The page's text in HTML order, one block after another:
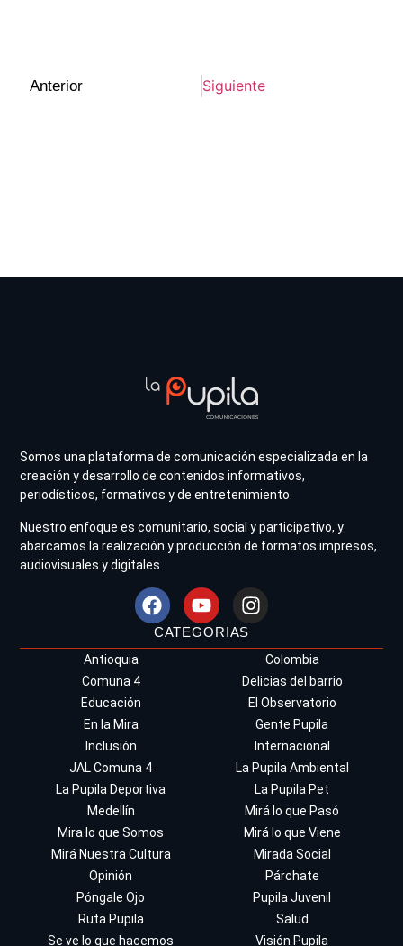
Anterior Siguiente
Somos una plataforma de comunicación especializada en la
creación y desarrollo de contenidos informativos,
periodísticos, formativos y de entretenimiento.
Nuestro enfoque es comunitario, social y participativo, y
abarcamos la realización y producción de formatos impresos,
audiovisuales y digitales.
CATEGORIAS
Antioquia
Colombia
Comuna 4
Delicias del barrio
Educación
El Observatorio
En la Mira
Gente Pupila
Inclusión
Internacional
JAL Comuna 4
La Pupila Ambiental
La Pupila Deportiva
La Pupila Pet
Medellín
Mirá lo que Pasó
Mira lo que Somos
Mirá lo que Viene
Mirá Nuestra Cultura
Mirada Social
Opinión
Párchate
Póngale Ojo
Pupila Juvenil
Ruta Pupila
Salud
Se ve lo que hacemos
Visión Pupila